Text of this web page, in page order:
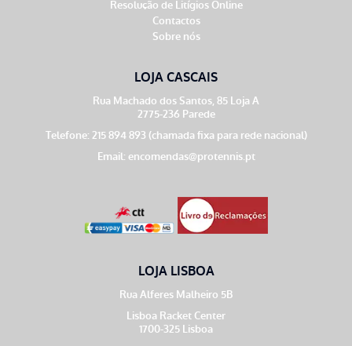
Resolução de Litígios Online
Contactos
Sobre nós
LOJA CASCAIS
Rua Machado dos Santos, 85 Loja A
2775-236 Parede
Telefone: 215 894 893 (chamada fixa para rede nacional)
Email: encomendas@protennis.pt
LOJA LISBOA
Rua Alferes Malheiro 5B
Lisboa Racket Center
1700-325 Lisboa